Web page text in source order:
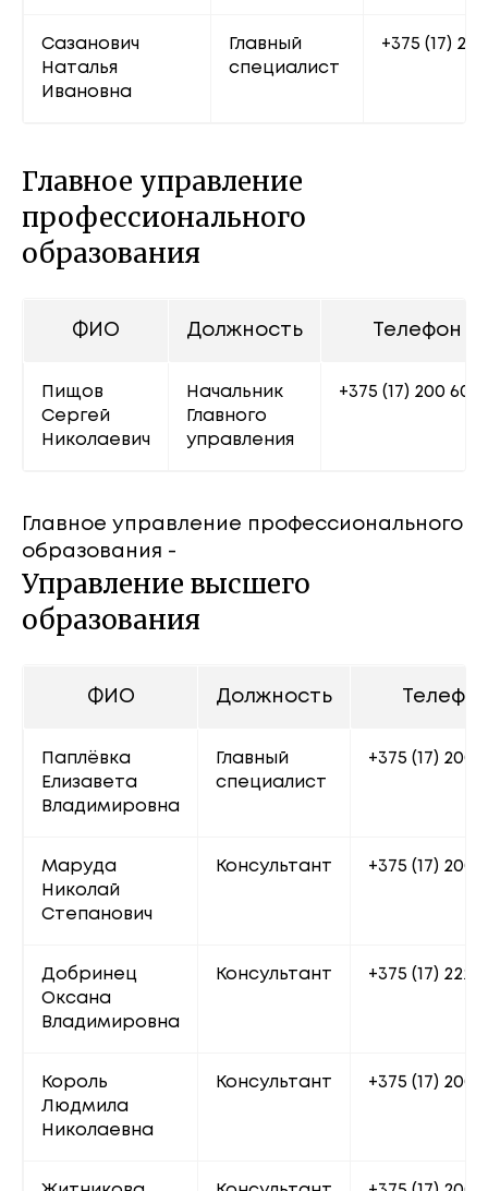
Сазанович
Наталья
Ивановна
Главный
специалист
+375 (17)
Главное управление
профессионального
образования
ФИО Должность Телефон
Пищов
Сергей
Николаевич
Начальник
Главного
управления
+375 (17) 200 60
Главное управление профессионального
образования -
Управление высшего
образования
ФИО Должность
Паплёвка
Елизавета
Владимировна
Главный
специалист
+375 (17) 200
Маруда
Николай
Степанович
Консультант +375 (17) 200
Добринец
Оксана
Владимировна
Консультант +375 (17) 222
Король
Людмила
Николаевна
Консультант +375 (17) 200